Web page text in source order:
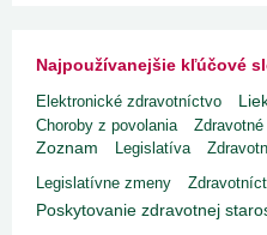
Najpoužívanejšie kľúčové
Elektronické zdravotníctvo
Choroby z povolania
Zoznam
Legislatíva
Legislatívne zmeny
Poskytovanie zdravotnej